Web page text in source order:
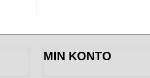
MIN KONTO